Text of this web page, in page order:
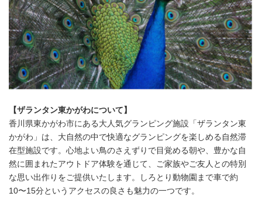
【ザランタン東かがわについて】
香川県東かがわ市にある大人気グランピング施設「ザランタン東
かがわ」は、大自然の中で快適なグランピングを楽しめる自然滞
在型施設です。心地よい鳥のさえずりで目覚める朝や、豊かな自
然に囲まれたアウトドア体験を通じて、ご家族やご友人との特別
な思い出作りをご提供いたします。しろとり動物園まで車で約
10〜15分というアクセスの良さも魅力の一つです。